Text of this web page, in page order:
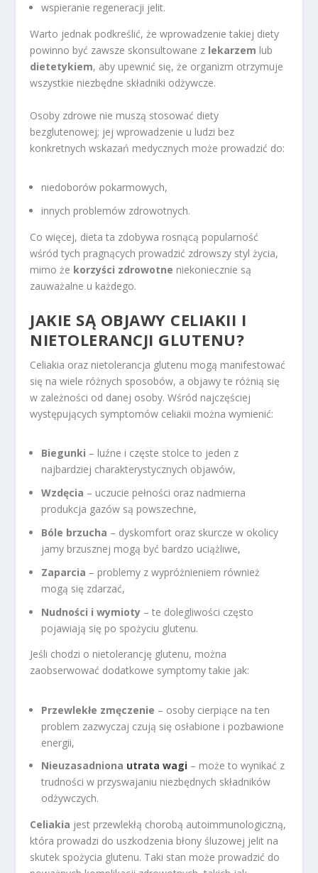
wspieranie regeneracji jelit.
Warto jednak podkreślić, że wprowadzenie takiej diety
powinno być zawsze skonsultowane z lekarzem lub
dietetykiem, aby upewnić się, że organizm otrzymuje
wszystkie niezbędne składniki odżywcze.
Osoby zdrowe nie muszą stosować diety
bezglutenowej; jej wprowadzenie u ludzi bez
konkretnych wskazań medycznych może prowadzić do:
niedoborów pokarmowych,
innych problemów zdrowotnych.
Co więcej, dieta ta zdobywa rosnącą popularność
wśród tych pragnących prowadzić zdrowszy styl życia,
mimo że korzyści zdrowotne niekoniecznie są
zauważalne u każdego.
JAKIE SĄ OBJAWY CELIAKII I
NIETOLERANCJI GLUTENU?
Celiakia oraz nietolerancja glutenu mogą manifestować
się na wiele różnych sposobów, a objawy te różnią się
w zależności od danej osoby. Wśród najczęściej
występujących symptomów celiakii można wymienić:
Biegunki – luźne i częste stolce to jeden z
najbardziej charakterystycznych objawów,
Wzdęcia – uczucie pełności oraz nadmierna
produkcja gazów są powszechne,
Bóle brzucha – dyskomfort oraz skurcze w okolicy
jamy brzusznej mogą być bardzo uciążliwe,
Zaparcia – problemy z wypróżnieniem również
mogą się zdarzać,
Nudności i wymioty – te dolegliwości często
pojawiają się po spożyciu glutenu.
Jeśli chodzi o nietolerancję glutenu, można
zaobserwować dodatkowe symptomy takie jak:
Przewlekłe zmęczenie – osoby cierpiące na ten
problem zazwyczaj czują się osłabione i pozbawione
energii,
Nieuzasadniona utrata wagi – może to wynikać z
trudności w przyswajaniu niezbędnych składników
odżywczych.
Celiakia jest przewlekłą chorobą autoimmunologiczną,
która prowadzi do uszkodzenia błony śluzowej jelit na
skutek spożycia glutenu. Taki stan może prowadzić do